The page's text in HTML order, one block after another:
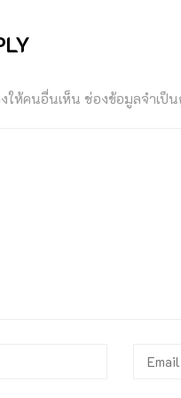
ให้คนอื่นเห็น ช่องข้อมูลจำเป็